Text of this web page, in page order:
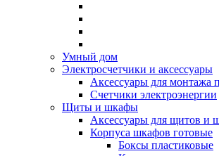
Умный дом
Электросчетчики и аксессуары
Аксессуары для монтажа
Счетчики электроэнергии
Щиты и шкафы
Аксессуары для щитов и
Корпуса шкафов готовые
Боксы пластиковые